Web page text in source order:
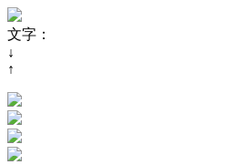
文字：
↓
↑